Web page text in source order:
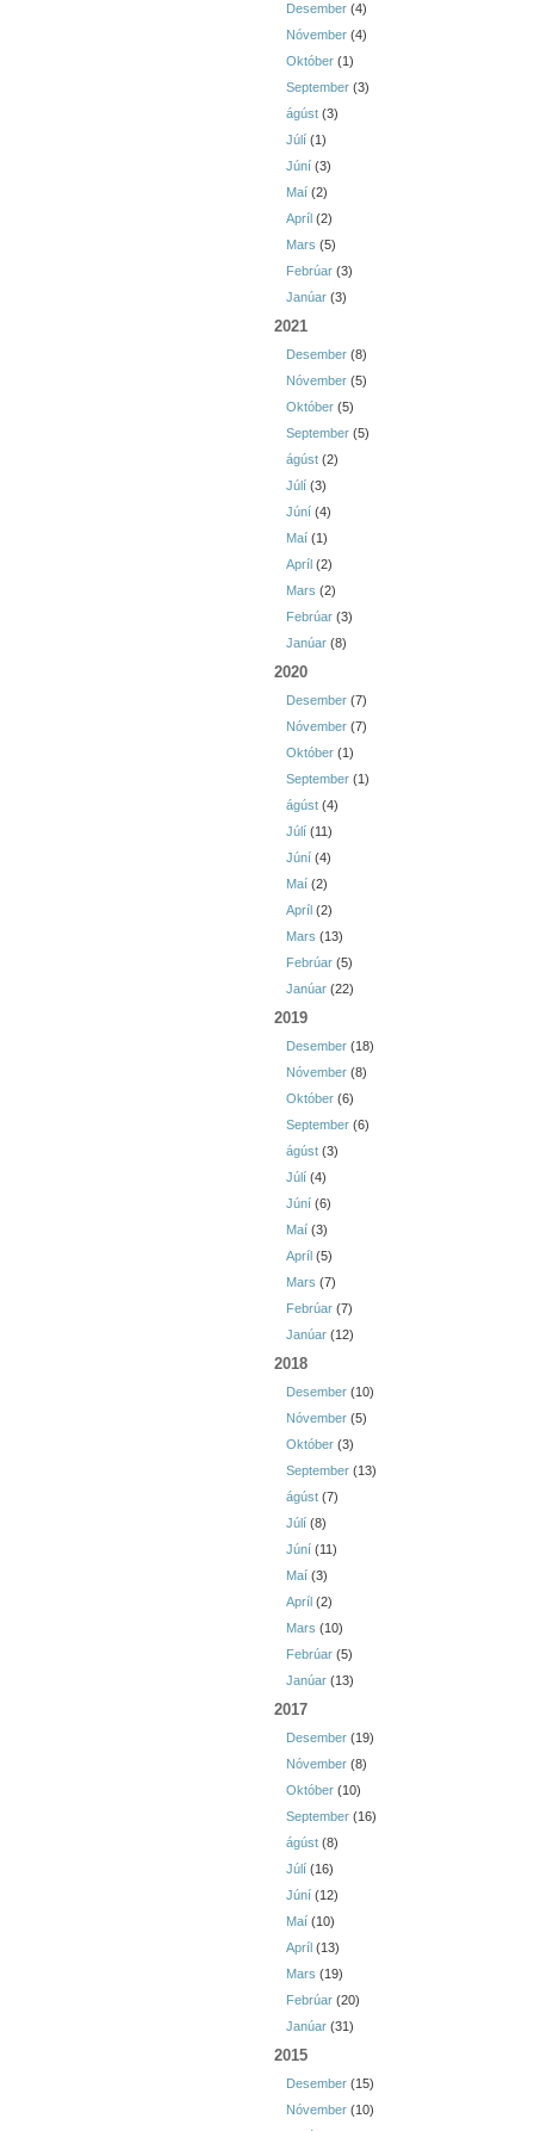
Desember (4)
Nóvember (4)
Október (1)
September (3)
ágúst (3)
Júlí (1)
Júní (3)
Maí (2)
Apríl (2)
Mars (5)
Febrúar (3)
Janúar (3)
2021
Desember (8)
Nóvember (5)
Október (5)
September (5)
ágúst (2)
Júlí (3)
Júní (4)
Maí (1)
Apríl (2)
Mars (2)
Febrúar (3)
Janúar (8)
2020
Desember (7)
Nóvember (7)
Október (1)
September (1)
ágúst (4)
Júlí (11)
Júní (4)
Maí (2)
Apríl (2)
Mars (13)
Febrúar (5)
Janúar (22)
2019
Desember (18)
Nóvember (8)
Október (6)
September (6)
ágúst (3)
Júlí (4)
Júní (6)
Maí (3)
Apríl (5)
Mars (7)
Febrúar (7)
Janúar (12)
2018
Desember (10)
Nóvember (5)
Október (3)
September (13)
ágúst (7)
Júlí (8)
Júní (11)
Maí (3)
Apríl (2)
Mars (10)
Febrúar (5)
Janúar (13)
2017
Desember (19)
Nóvember (8)
Október (10)
September (16)
ágúst (8)
Júlí (16)
Júní (12)
Maí (10)
Apríl (13)
Mars (19)
Febrúar (20)
Janúar (31)
2015
Desember (15)
Nóvember (10)